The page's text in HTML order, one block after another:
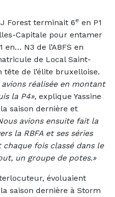
Forest terminait 6e en P1
Capitale pour entamer
N3 de l’ABFS en
de Local Saint-
de l’élite bruxelloise.
réalisée en montant
la P4», explique Yassine
saison dernière et
avions ensuite fait la
la RBFA et ses séries
chaque fois classé dans le
un groupe de potes.»
évoluaient
saison dernière à Storm